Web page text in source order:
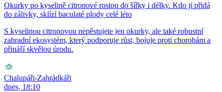
Okurky po kyselině citronové rostou do šířky i délky. Kdo ji přidá
do zálivky, sklízí baculaté plody celé léto
S kyselinou citronovou nepěstujete jen okurky, ale také robustní
zahradní ekosystém, který podporuje růst, bojuje proti chorobám a
přináší skvělou úrodu.
Chalupáři-Zahrádkáři
dnes, 18:10